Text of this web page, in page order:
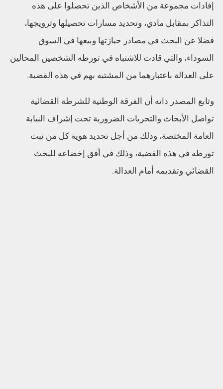
إفادات مجموعة من الأشخاص الذين تحصلوا على هذه
التذاكر بمقابل مادي، وتحديد مسارات تحصيلها وترويجها،
فضلا عن البحث في مصادر حيازتها وبيعها في السوق
السوداء، والتي قادت للاشتباه في تورطه الشخصين المحالين
على العدالة باعتبارهما من المشتبه بهم في هذه القضية.
وتابع المصدر ذاته أن الفرقة الوطنية للشرطة القضائية
تواصل الأبحاث والتحريات الضرورية تحت إشراف النيابة
العامة المختصة، وذلك من أجل تحديد هوية كل من تبث
تورطه في هذه القضية، وذلك في أفق إخضاعه للبحث
القضائي وتقديمه أمام العدالة.